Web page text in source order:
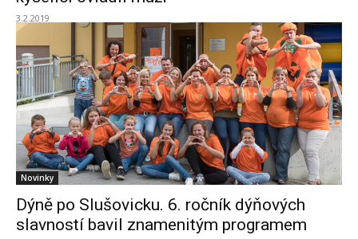
3.2.2019
Novinky
Dýně po Slušovicku. 6. ročník dýňových
slavností bavil znamenitým programem